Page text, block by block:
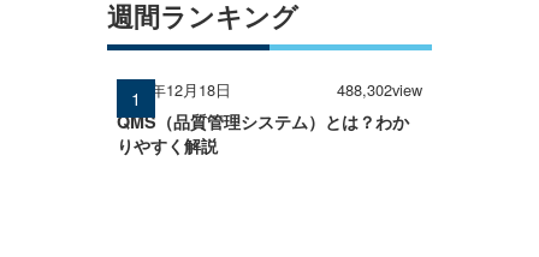
週間ランキング
2024年12月18日 488,302view
QMS（品質管理システム）とは？わか
りやすく解説